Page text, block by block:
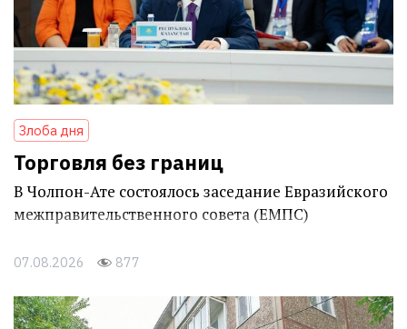
Злоба дня
Торговля без границ
В Чолпон-Ате состоялось заседание Евразийского
межправительственного совета (ЕМПС)
07.08.2026 877